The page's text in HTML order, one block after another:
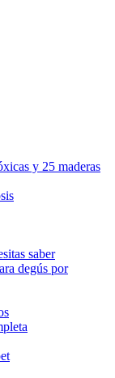
y 25 maderas
saber
degús por